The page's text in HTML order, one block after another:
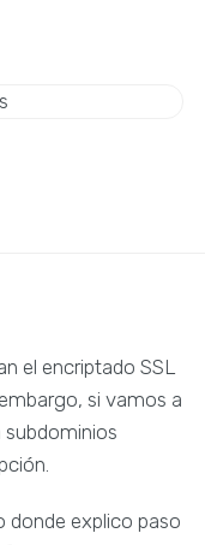
el encriptado SSL
si vamos a
donde explico paso